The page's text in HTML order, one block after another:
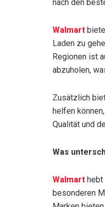
nach den
Walmart
Laden zu
Regionen ist
abzuholen,
Zusätzlich
helfen
Qualität und
Was
Walmart hebt
besonderen